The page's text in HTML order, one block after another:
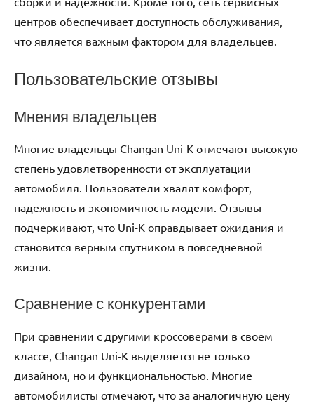
центров обеспечивает доступность обслуживания,
что является важным фактором для владельцев.
Пользовательские отзывы
Мнения владельцев
Многие владельцы Changan Uni-K отмечают высокую
степень удовлетворенности от эксплуатации
автомобиля. Пользователи хвалят комфорт,
надежность и экономичность модели. Отзывы
подчеркивают, что Uni-K оправдывает ожидания и
становится верным спутником в повседневной
жизни.
Сравнение с конкурентами
При сравнении с другими кроссоверами в своем
классе, Changan Uni-K выделяется не только
дизайном, но и функциональностью. Многие
автомобилисты отмечают, что за аналогичную цену